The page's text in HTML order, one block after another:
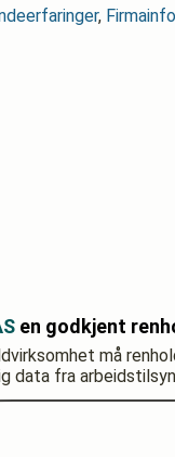
,
en godkjent
må
data fra